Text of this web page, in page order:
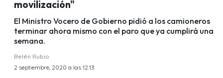
movilización"
El Ministro Vocero de Gobierno pidió a los camioneros
terminar ahora mismo con el paro que ya cumplirá una
semana.
Belén Rubio
2 septiembre, 2020 a las 12:13